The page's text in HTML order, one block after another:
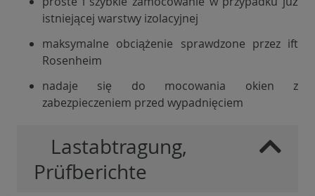
istniejącej warstwy izolacyjnej
maksymalne obciążenie sprawdzone przez ift
Rosenheim
nadaje się do mocowania okien z
zabezpieczeniem przed wypadnięciem
Lastabtragung,
Prüfberichte